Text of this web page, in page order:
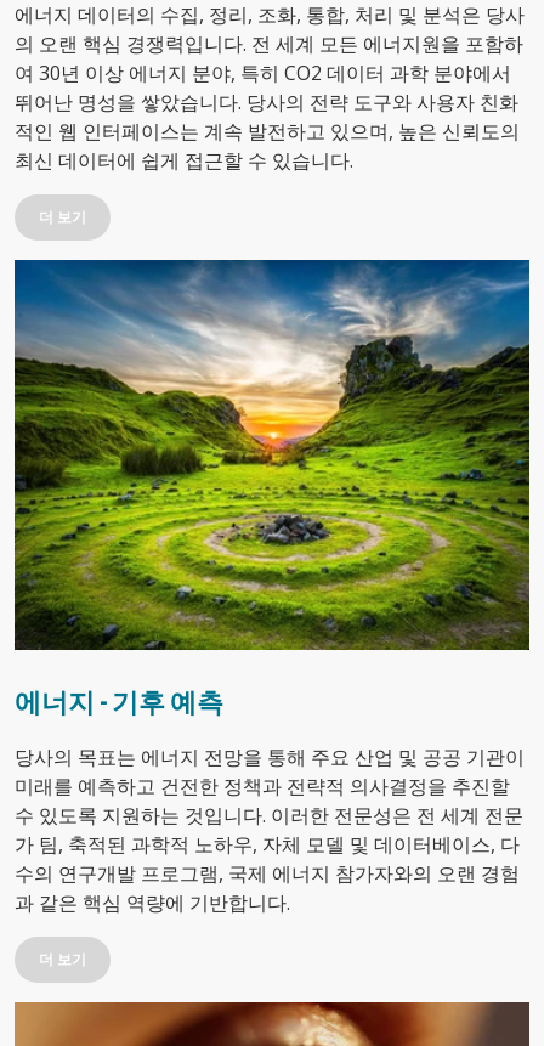
에너지 데이터의 수집, 정리, 조화, 통합, 처리 및 분석은 당사
의 오랜 핵심 경쟁력입니다. 전 세계 모든 에너지원을 포함하
여 30년 이상 에너지 분야, 특히 CO2 데이터 과학 분야에서
뛰어난 명성을 쌓았습니다. 당사의 전략 도구와 사용자 친화
적인 웹 인터페이스는 계속 발전하고 있으며, 높은 신뢰도의
최신 데이터에 쉽게 접근할 수 있습니다.
더 보기
에너지 - 기후 예측
당사의 목표는 에너지 전망을 통해 주요 산업 및 공공 기관이
미래를 예측하고 건전한 정책과 전략적 의사결정을 추진할
수 있도록 지원하는 것입니다. 이러한 전문성은 전 세계 전문
가 팀, 축적된 과학적 노하우, 자체 모델 및 데이터베이스, 다
수의 연구개발 프로그램, 국제 에너지 참가자와의 오랜 경험
과 같은 핵심 역량에 기반합니다.
더 보기